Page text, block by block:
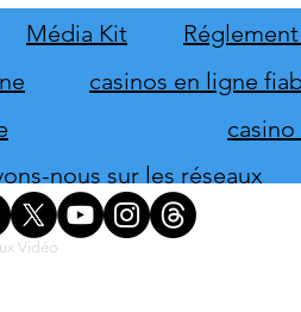
Média Kit
casinos en ligne
nous sur les réseaux
Vidéo